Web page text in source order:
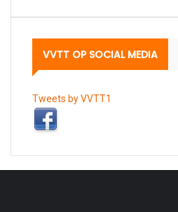
VVTT OP SOCIAL MEDIA
Tweets by VVTT1